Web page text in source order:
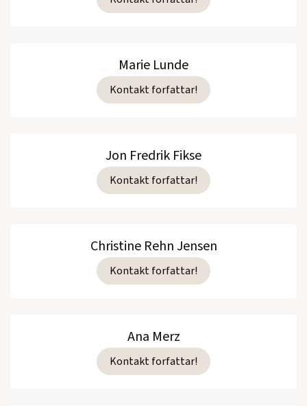
Marie Lunde
Kontakt forfattar!
Jon Fredrik Fikse
Kontakt forfattar!
Christine Rehn Jensen
Kontakt forfattar!
Ana Merz
Kontakt forfattar!